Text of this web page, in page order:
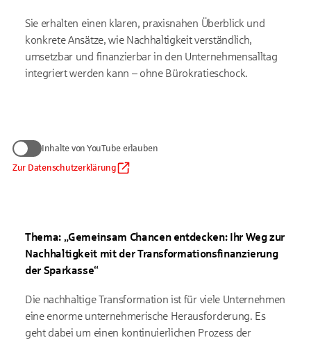
Sie erhalten einen klaren, praxisnahen Überblick und
konkrete Ansätze, wie Nachhaltigkeit verständlich,
umsetzbar und finanzierbar in den Unternehmensalltag
integriert werden kann – ohne Bürokratieschock.
Inhalte von YouTube erlauben
Zur Datenschutzerklärung
zum Anzeigen von YouTube-Videos
Daten werden nur an Google übermittelt, soweit dies für die
Einbindung von YouTube erforderlich ist. Informationen finden
Länder ohne der EU gleichwertiges Datenschutzniveau (z. B.
USA). Informationen finden Siein der Google-
Datenschutzerklärung.
Inhalte von YouTube erlauben
Thema: „Gemeinsam Chancen entdecken: Ihr Weg zur
Nachhaltigkeit mit der Transformationsfinanzierung
der Sparkasse“
Die nachhaltige Transformation ist für viele Unternehmen
eine enorme unternehmerische Herausforderung. Es
geht dabei um einen kontinuierlichen Prozess der